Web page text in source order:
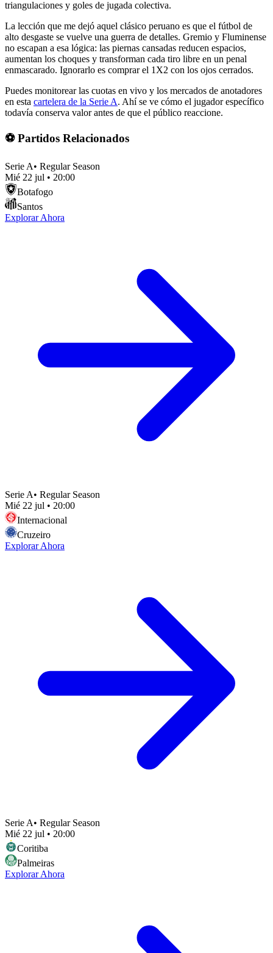
triangulaciones y goles de jugada colectiva.
La lección que me dejó aquel clásico peruano es que el fútbol de
alto desgaste se vuelve una guerra de detalles. Gremio y Fluminense
no escapan a esa lógica: las piernas cansadas reducen espacios,
aumentan los choques y transforman cada tiro libre en un penal
enmascarado. Ignorarlo es comprar el 1X2 con los ojos cerrados.
Puedes monitorear las cuotas en vivo y los mercados de anotadores
en esta cartelera de la Serie A. Ahí se ve cómo el jugador específico
todavía conserva valor antes de que el público reaccione.
⚽ Partidos Relacionados
Serie A• Regular Season
Mié 22 jul • 20:00
Botafogo
Santos
Explorar Ahora
Serie A• Regular Season
Mié 22 jul • 20:00
Internacional
Cruzeiro
Explorar Ahora
Serie A• Regular Season
Mié 22 jul • 20:00
Coritiba
Palmeiras
Explorar Ahora